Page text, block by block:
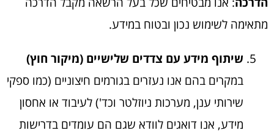
מתאימה לשימוש נכון ובטוח במידע.
שיתוף מידע עם צדדים שלישיים (מיקור חוץ)
במקרים בהם אנו נעזרים בגורמים חיצוניים (כמו ספקי
שירותי ענן, מערכות ניוזלטר וכד') לעיבוד או אחסון
מידע, אנו דואגים לוודא שגם הם עומדים בדרישות